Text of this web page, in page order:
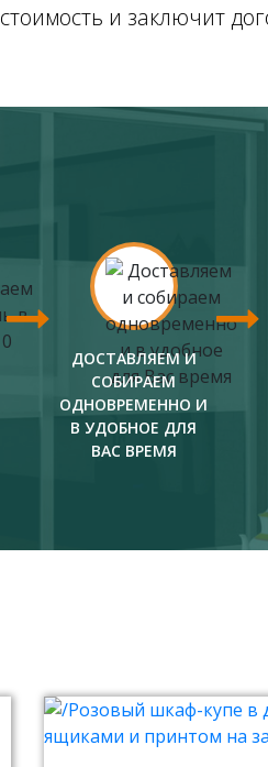
и заключит
ДОСТАВЛЯЕМ И
СОБИРАЕМ
ОДНОВРЕМЕННО И
В УДОБНОЕ ДЛЯ
ВАС ВРЕМЯ